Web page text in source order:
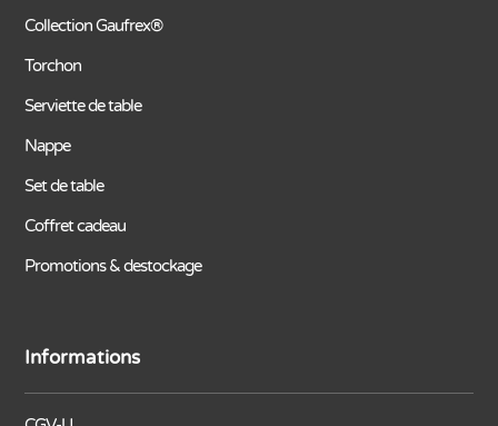
Collection Gaufrex®
Torchon
Serviette de table
Nappe
Set de table
Coffret cadeau
Promotions & destockage
Informations